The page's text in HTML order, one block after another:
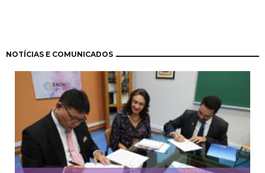
NOTÍCIAS E COMUNICADOS
Paginación